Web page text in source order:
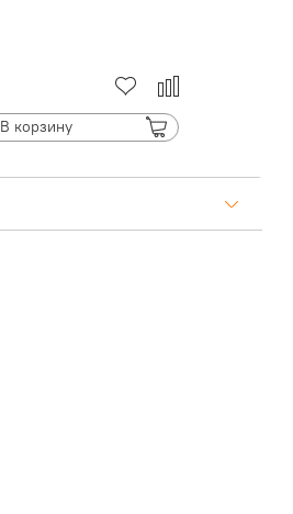
В корзину